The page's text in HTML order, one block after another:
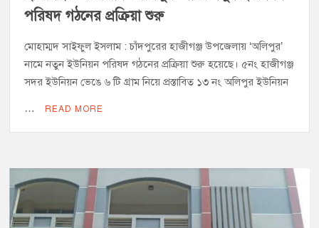
পরিষদ গঠনের প্রক্রিয়া শুরু
মোহাম্মদ সাইফুল ইসলাম : চাঁদপুরের হাজীগঞ্জ উপজেলায় ‘অলিপুর’
নামে নতুন ইউনিয়ন পরিষদ গঠনের প্রক্রিয়া শুরু হয়েছে। ৫নং হাজীগঞ্জ
সদর ইউনিয়ন ভেঙে ৬ টি গ্রাম নিয়ে প্রস্তাবিত ১৩ নং অলিপুর ইউনিয়ন
… READ MORE